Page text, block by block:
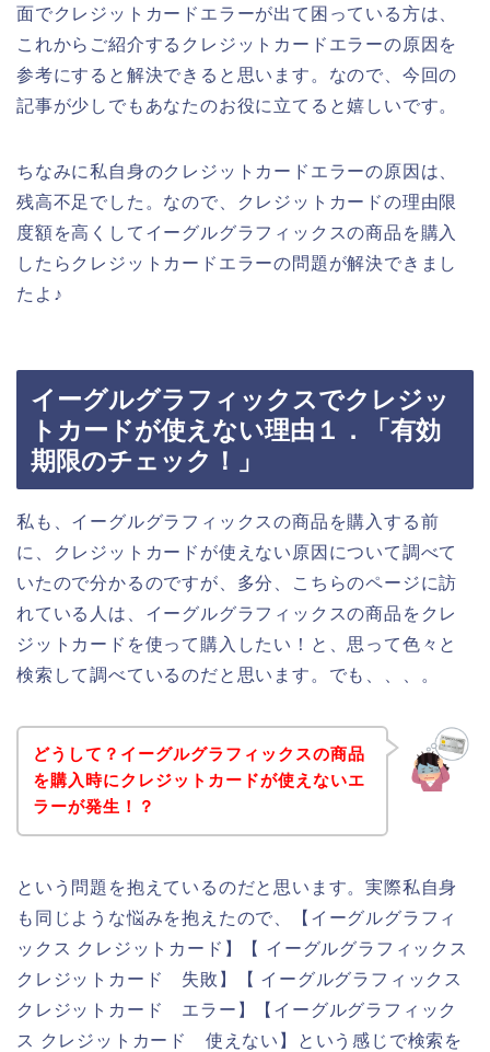
面でクレジットカードエラーが出て困っている方は、
これからご紹介するクレジットカードエラーの原因を
参考にすると解決できると思います。なので、今回の
記事が少しでもあなたのお役に立てると嬉しいです。
ちなみに私自身のクレジットカードエラーの原因は、
残高不足でした。なので、クレジットカードの理由限
度額を高くしてイーグルグラフィックスの商品を購入
したらクレジットカードエラーの問題が解決できまし
たよ♪
イーグルグラフィックスでクレジッ
トカードが使えない理由１．「有効
期限のチェック！」
私も、イーグルグラフィックスの商品を購入する前
に、クレジットカードが使えない原因について調べて
いたので分かるのですが、多分、こちらのページに訪
れている人は、イーグルグラフィックスの商品をクレ
ジットカードを使って購入したい！と、思って色々と
検索して調べているのだと思います。でも、、、。
どうして？イーグルグラフィックスの商品
を購入時にクレジットカードが使えないエ
ラーが発生！？
という問題を抱えているのだと思います。実際私自身
も同じような悩みを抱えたので、【イーグルグラフィ
ックス クレジットカード】【 イーグルグラフィックス
クレジットカード 失敗】【 イーグルグラフィックス
クレジットカード エラー】【イーグルグラフィック
ス クレジットカード 使えない】という感じで検索を